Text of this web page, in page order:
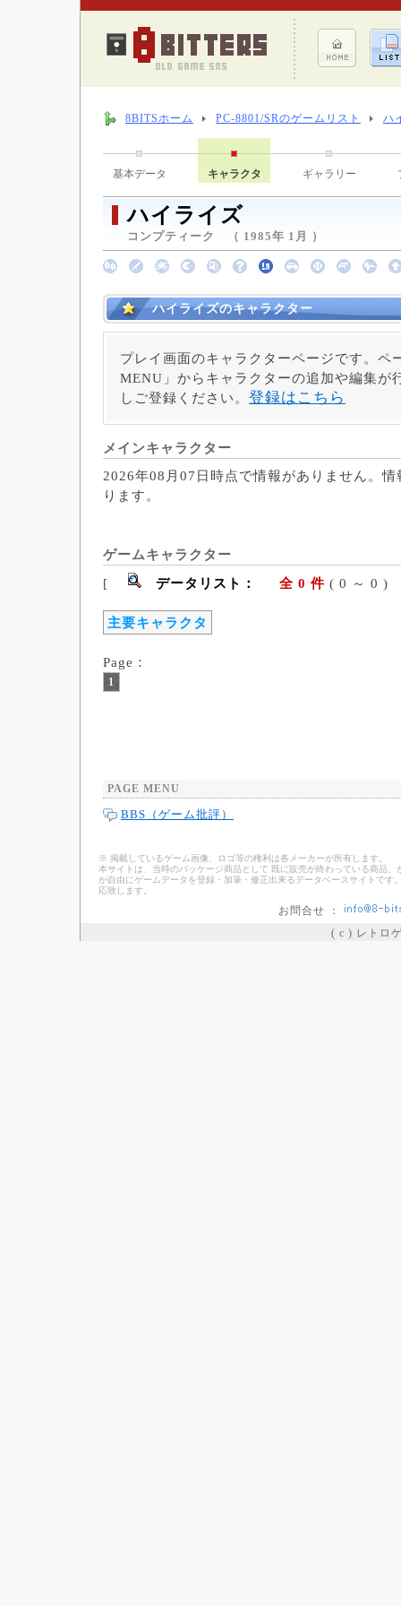
8BITSホーム PC-8801/SRのゲームリスト ハ
基本データ キャラクタ ギャラリー
ハイライズ
コンプティーク （ 1985年 1月 ）
ハイライズのキャラクター
プレイ画面のキャラクターページです。ペ
MENU」からキャラクターの追加や編集が
しご登録ください。 登録はこちら
メインキャラクター
2026年08月07日時点で情報がありません。
ります。
ゲームキャラクター
[
データリスト： 全 0 件 ( 0
主要キャラクタ
Page：
1
PAGE MENU
BBS（ゲーム批評）
※ 掲載しているゲーム画像、ロゴ等の権利は各メーカーが所有します。
本サイトは、当時のパッケージ商品として 既に販売が終わっている商品
が自由にゲームデータを登録・加筆・修正出来るデータベースサイトで
応致します。
お問合せ ：
( c ) レトロ